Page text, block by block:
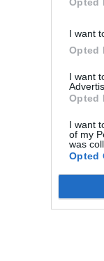
I want
Opted
I want
Opted
I want
of my
was
Opted
Šiuo metu